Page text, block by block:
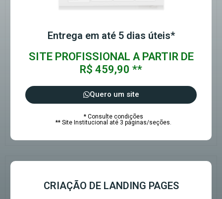
Entrega em até 5 dias úteis*
SITE PROFISSIONAL A PARTIR DE
R$ 459,90 **
Quero um site
* Consulte condições
** Site Institucional até 3 páginas/seções.
CRIAÇÃO DE LANDING PAGES